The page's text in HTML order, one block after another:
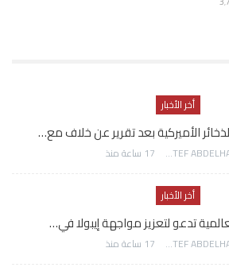
أخر الأخبار
الأميركية بعد تقرير عن خلاف مع…
AWATEF ABDELHAMED 17 ساعة منذ
أخر الأخبار
تدعو لتعزيز مواجهة إيبولا في…
AWATEF ABDELHAMED 17 ساعة منذ